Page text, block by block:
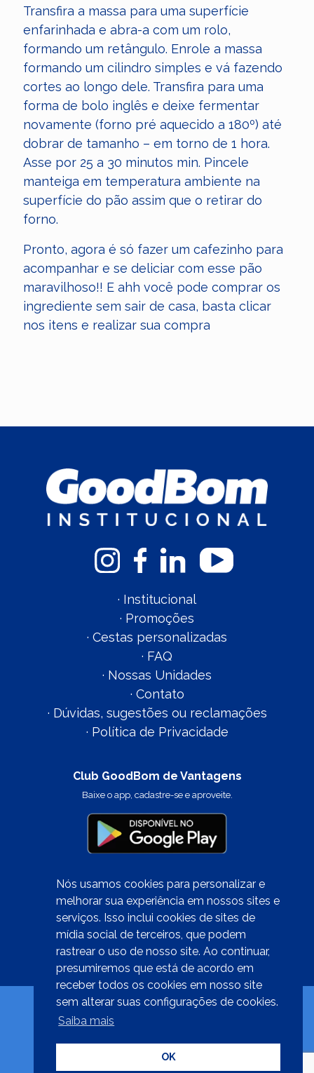
Nós usamos cookies para personalizar e
melhorar sua experiência em nossos sites e
serviços. Isso inclui cookies de sites de
mídia social de terceiros, que podem
rastrear o uso de nosso site. Ao continuar,
presumiremos que está de acordo em
receber todos os cookies em nosso site
sem alterar suas configurações de cookies.
Saiba mais
OK
Transfira a massa para uma superfície
enfarinhada e abra-a com um rolo,
formando um retângulo. Enrole a massa
formando um cilindro simples e vá fazendo
cortes ao longo dele. Transfira para uma
forma de bolo inglês e deixe fermentar
novamente (forno pré aquecido a 180º) até
dobrar de tamanho – em torno de 1 hora.
Asse por 25 a 30 minutos min. Pincele
manteiga em temperatura ambiente na
superfície do pão assim que o retirar do
forno.
Pronto, agora é só fazer um cafezinho para
acompanhar e se deliciar com esse pão
maravilhoso!! E ahh você pode comprar os
ingrediente sem sair de casa, basta clicar
nos itens e realizar sua compra
· Institucional
· Promoções
· Cestas personalizadas
· FAQ
· Nossas Unidades
· Contato
· Dúvidas, sugestões ou reclamações
· Política de Privacidade
Club GoodBom de Vantagens
Baixe o app, cadastre-se e aproveite.
Quer trabalhar conosco?
clique aqui
Desenvolvido por